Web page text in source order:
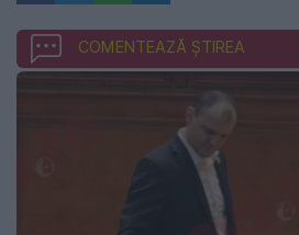
COMENTEAZĂ ȘTIREA